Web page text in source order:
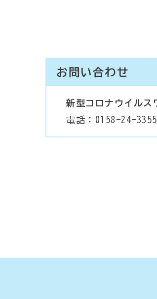
お問い合わせ
新型コロナウイルス
電話：0158-24-3355